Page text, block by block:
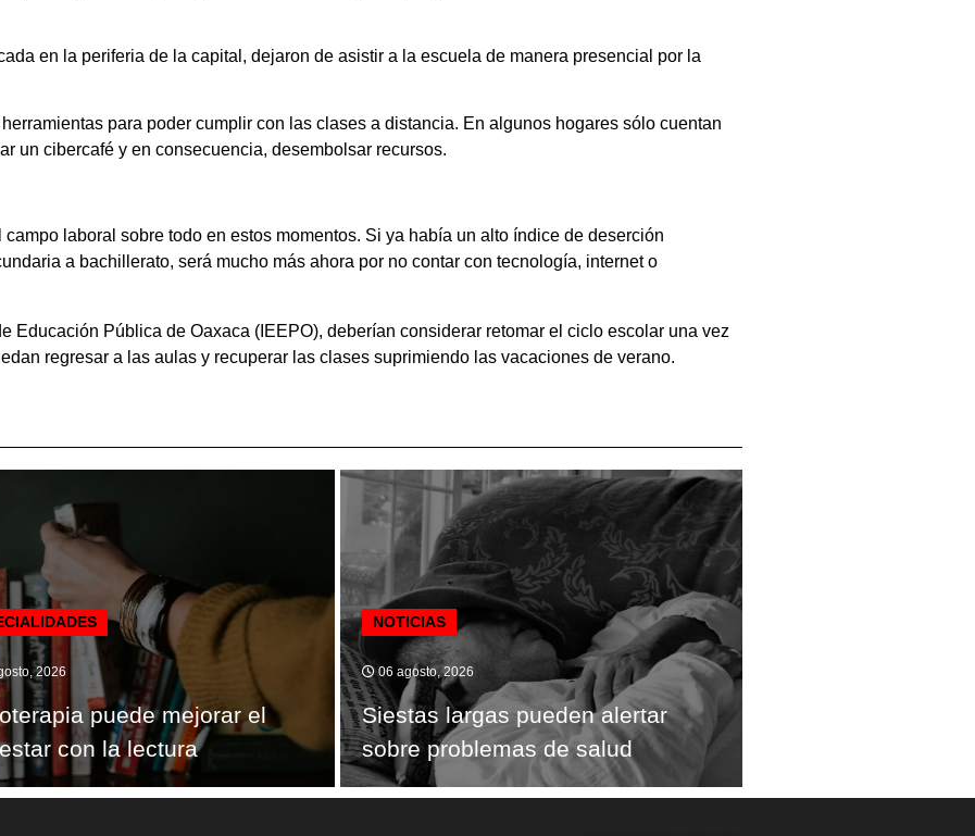
en la periferia de la capital, dejaron de asistir a la escuela de manera presencial por la
para poder cumplir con las clases a distancia. En algunos hogares sólo cuentan
un cibercafé y en consecuencia, desembolsar recursos.
laboral sobre todo en estos momentos. Si ya había un alto índice de deserción
a bachillerato, será mucho más ahora por no contar con tecnología, internet o
Educación Pública de Oaxaca (IEEPO), deberían considerar retomar el ciclo escolar una vez
regresar a las aulas y recuperar las clases suprimiendo las vacaciones de verano.
2026
puede mejorar el
con la lectura
NOTICIAS
06 agosto, 2026
Siestas largas pueden alertar
sobre problemas de salud